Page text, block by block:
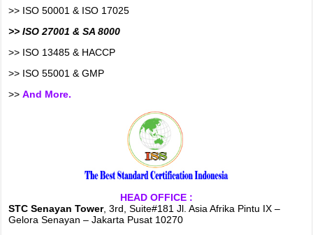
>> ISO 50001 & ISO 17025
>> ISO 27001 & SA 8000
>> ISO 13485 & HACCP
>> ISO 55001 & GMP
>>And More.
HEAD OFFICE :
STC Senayan Tower, 3rd, Suite#181 Jl. Asia Afrika Pintu IX –
Gelora Senayan – Jakarta Pusat 10270